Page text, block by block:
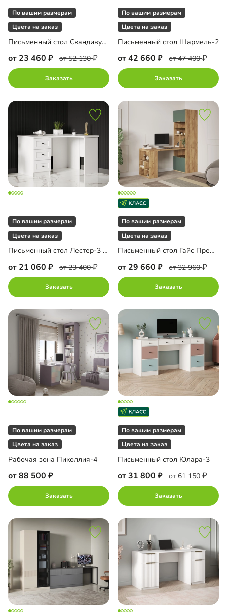
По вашим размерам
Цвета на заказ
Письменный стол Скандивуд-3
от 23 460 от 52 130
Заказать
По вашим размерам
Цвета на заказ
Письменный стол Шармель-2
от 42 660 от 47 400
Заказать
По вашим размерам
Цвета на заказ
Письменный стол Лестер-3 угловой
от 21 060 от 23 400
Заказать
По вашим размерам
Цвета на заказ
Письменный стол Гайс Премиум
от 29 660 от 32 960
Заказать
По вашим размерам
Цвета на заказ
Рабочая зона Пиколлия-4
от 88 500
Заказать
По вашим размерам
Цвета на заказ
Письменный стол Юлара-3
от 31 800 от 61 150
Заказать